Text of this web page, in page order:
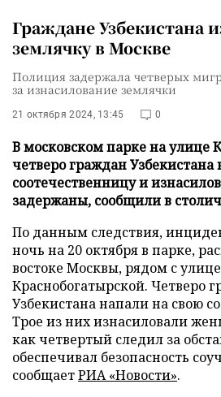
Граждане Узбекистана
землячку в Москве
Полиция задержала четверых
за изнасилование землячки
21 октября 2024, 13:45 0
В московском парке на улице
четверо граждан Узбекистана
соотечественницу и
задержаны, сообщили в
По данным следствия,
ночь на 20 октября в парке,
востоке Москвы, рядом с
Краснобогатырской. Четверо
Узбекистана напали на свою
Трое из них изнасиловали
как четвертый следил за
обеспечивал безопасность
сообщаетРИА «Новости».